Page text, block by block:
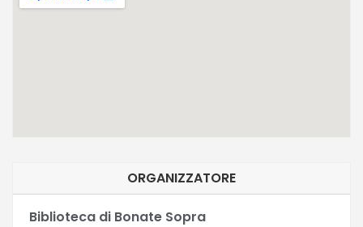
ORGANIZZATORE
Biblioteca di Bonate Sopra